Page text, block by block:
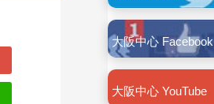
大阪中心 Facebook
大阪中心 YouTube